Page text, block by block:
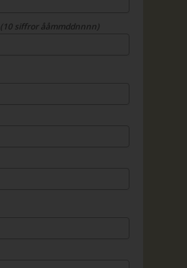
(10 siffror ååmmddnnnn)